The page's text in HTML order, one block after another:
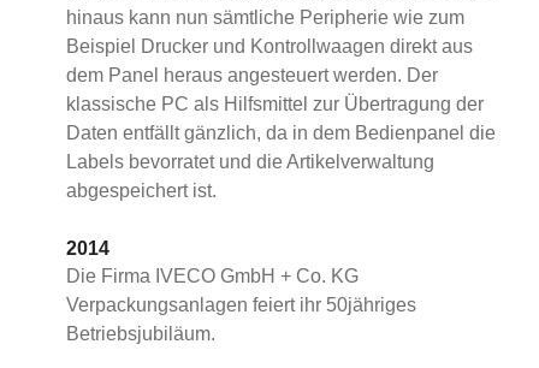
hinaus kann nun sämtliche Peripherie wie zum
Beispiel Drucker und Kontrollwaagen direkt aus
dem Panel heraus angesteuert werden. Der
klassische PC als Hilfsmittel zur Übertragung der
Daten entfällt gänzlich, da in dem Bedienpanel die
Labels bevorratet und die Artikelverwaltung
abgespeichert ist.
2014
Die Firma IVECO GmbH + Co. KG
Verpackungsanlagen feiert ihr 50jähriges
Betriebsjubiläum.